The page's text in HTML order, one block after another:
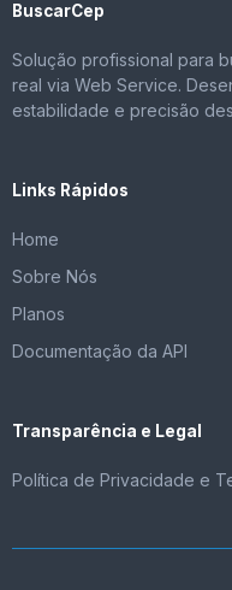
BuscarCep
Solução profissional para
real via Web Service.
estabilidade e precisão
Links Rápidos
Home
Sobre Nós
Planos
Documentação da API
Transparência e Legal
Política de Privacidade e